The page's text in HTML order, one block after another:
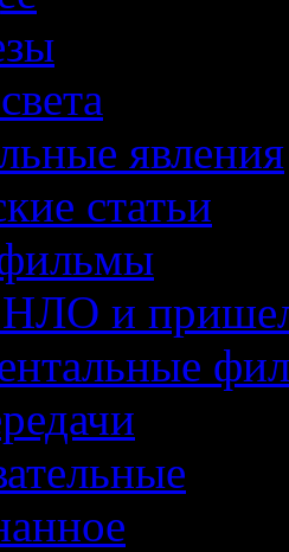
явления
статьи
и